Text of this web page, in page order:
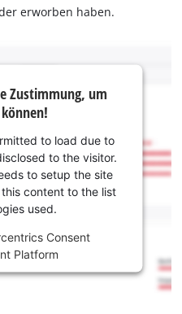
erworben haben.
Zustimmung, um
to load due to
to the visitor.
to setup the site
content to the list
used.
Consent
Platform